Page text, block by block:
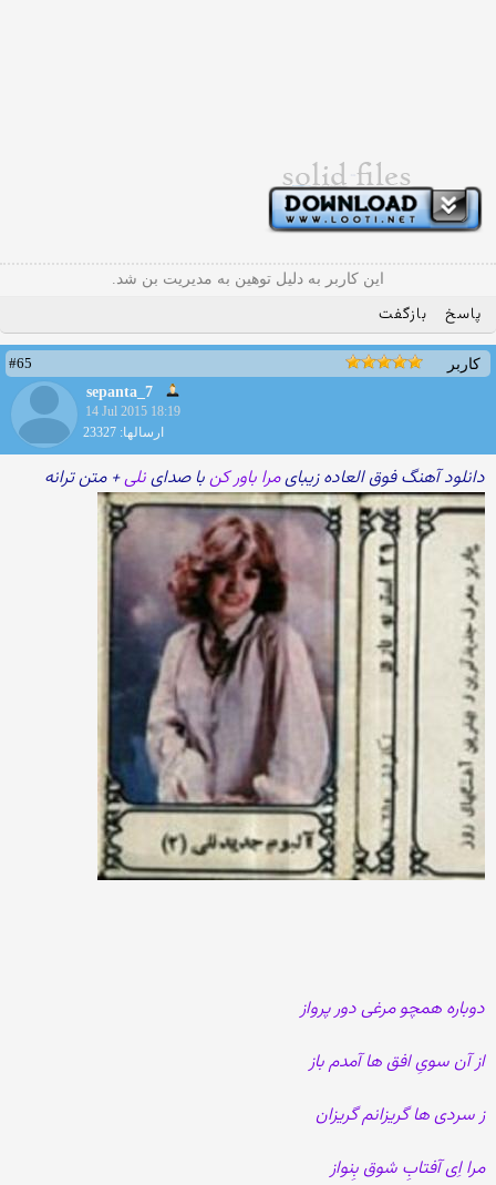
این کاربر به دلیل توهین به مدیریت بن شد.
پاسخ بازگفت
کاربر
#65
sepanta_7
14 Jul 2015 18:19
ارسالها: 23327
دانلود آهنگ فوق العاده زیبایمرا باور کنبا صداینلی+ متن ترانه
دوباره همچو مرغی دور پرواز
از آن سویِ افق ها آمدم باز
ز سردی ها گریزانم گریزان
مرا اِی آفتابِ شوق بِنواز